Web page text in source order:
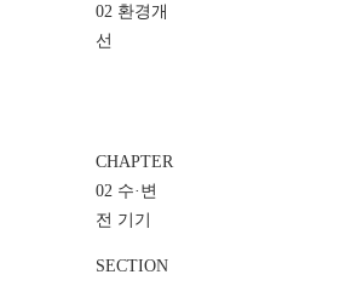
02 환경개
선
CHAPTER
02 수·변
전 기기
SECTION